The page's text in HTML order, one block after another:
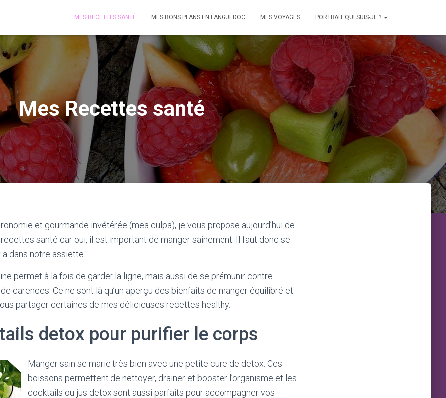
MES RECETTES SANTÉ MES BONS PLANS EN LANGUEDOC MES VOYAGES PORTRAIT QUI SUIS-JE ?
Mes Recettes santé
et gourmande invétérée (mea culpa), je vous propose aujourd’hui de
santé car oui, il est important de manger sainement. Il faut donc se
dans notre assiette.
permet à la fois de garder la ligne, mais aussi de se prémunir contre
carences. Ce ne sont là qu’un aperçu des bienfaits de manger équilibré et
partager certaines de mes délicieuses recettes healthy.
detox pour purifier le corps
Manger sain se marie très bien avec une petite cure de detox. Ces
boissons permettent de nettoyer, drainer et booster l’organisme et les
cocktails ou jus detox sont aussi parfaits pour accompagner vos